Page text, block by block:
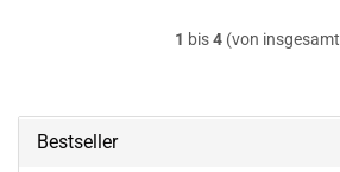
1 bis4(von insgesamt
Bestseller